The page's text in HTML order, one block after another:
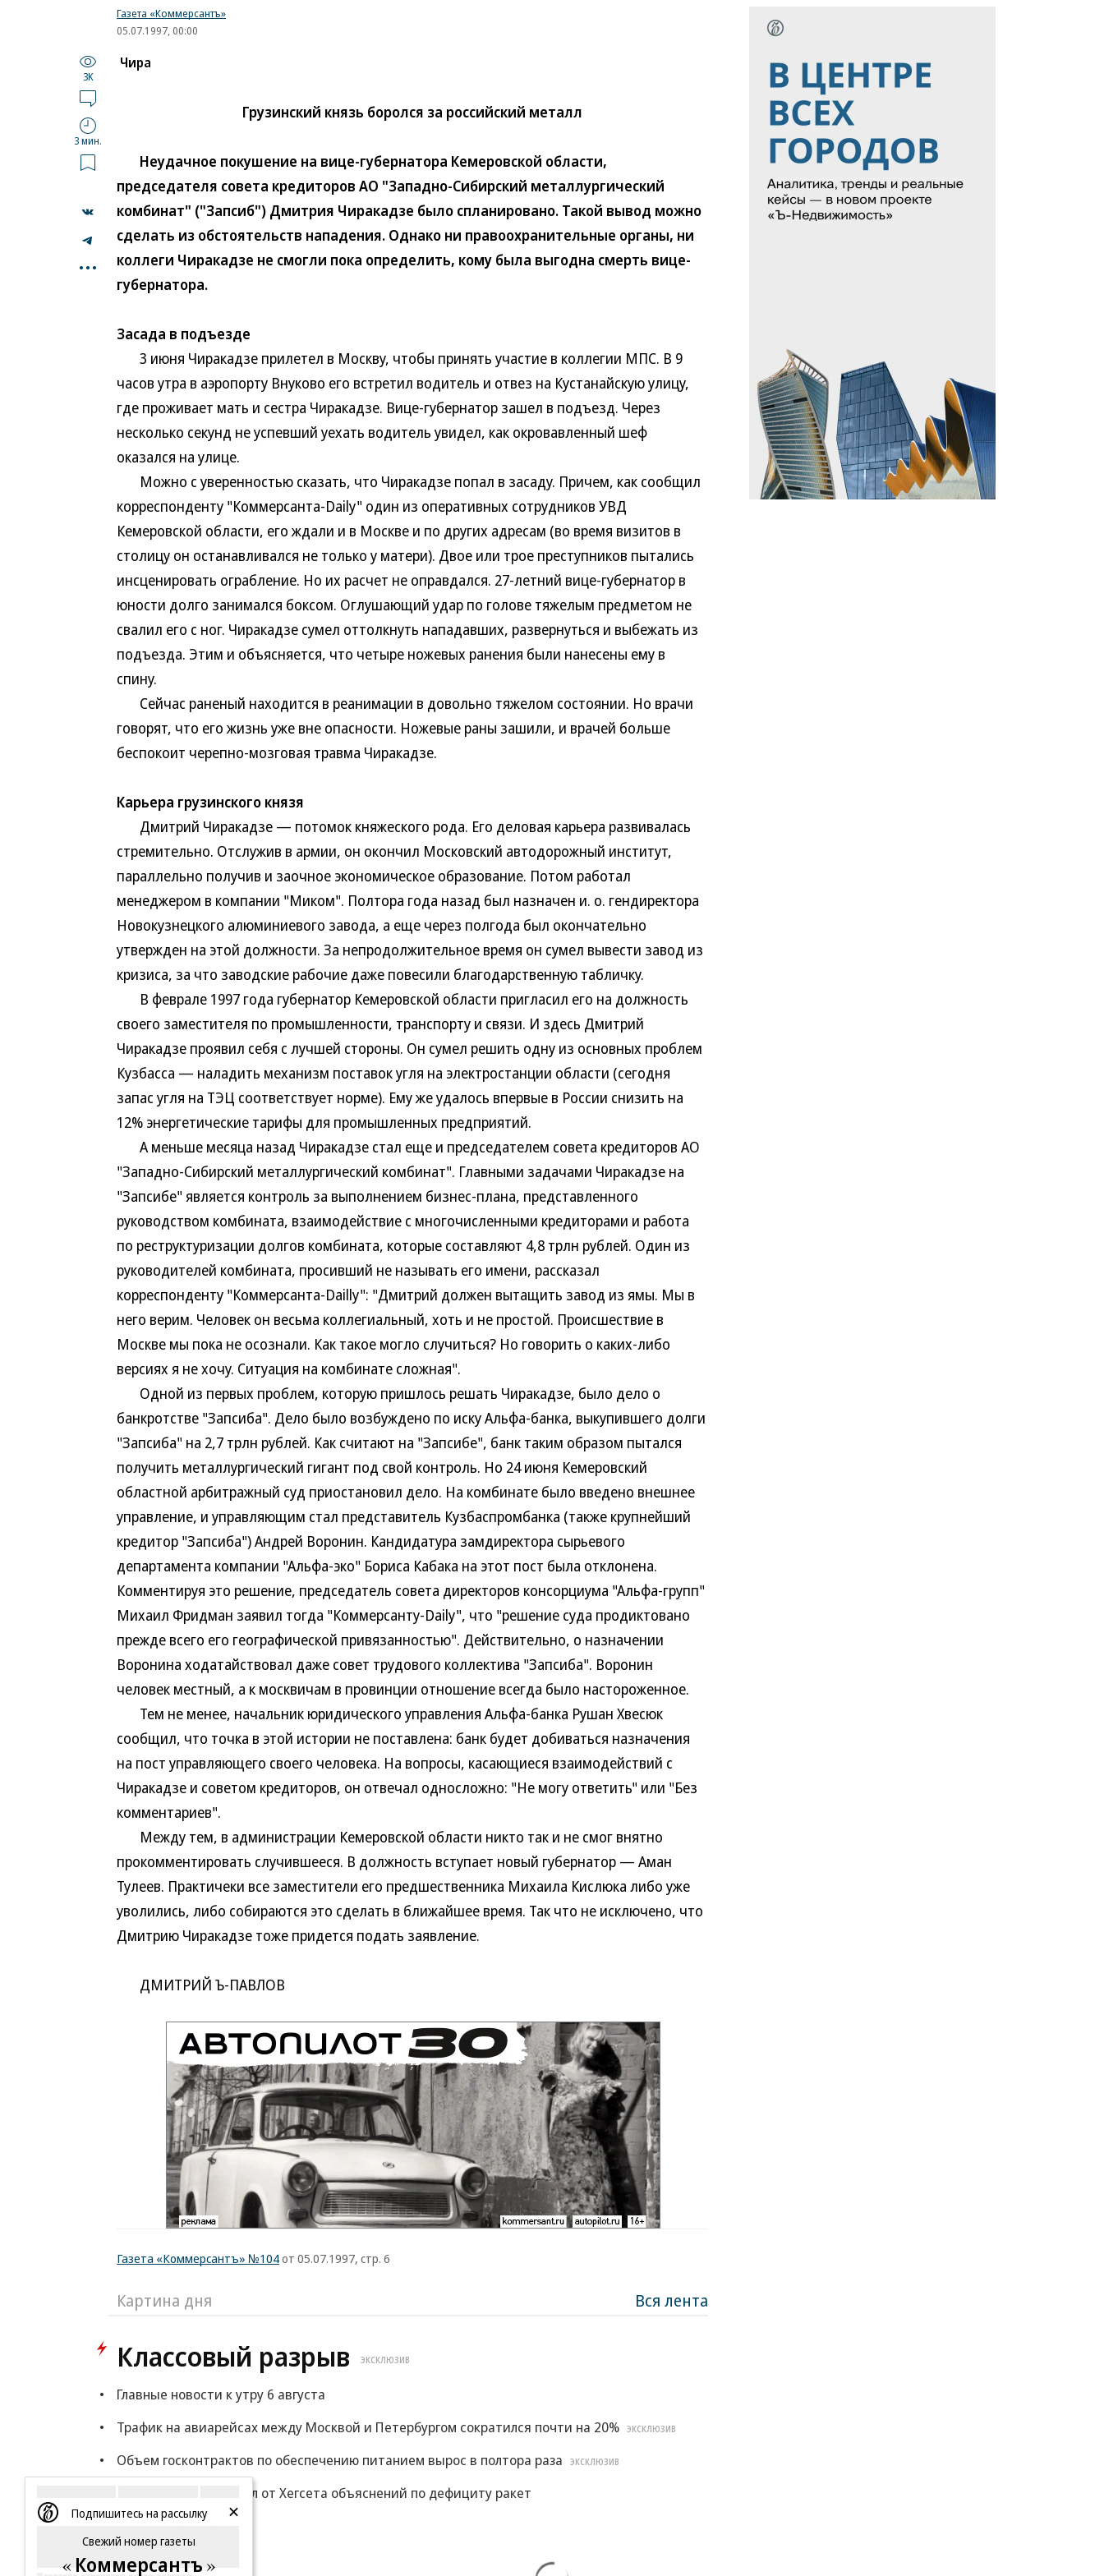
Газета «Коммерсантъ»
05.07.1997, 00:00
3K
3 мин.
...
Чира
Грузинский князь боролся за российский металл
Неудачное покушение на вице-губернатора Кемеровской области,
председателя совета кредиторов АО "Западно-Сибирский металлургический
комбинат" ("Запсиб") Дмитрия Чиракадзе было спланировано. Такой вывод можно
сделать из обстоятельств нападения. Однако ни правоохранительные органы, ни
коллеги Чиракадзе не смогли пока определить, кому была выгодна смерть вице-
губернатора.
Засада в подъезде
3 июня Чиракадзе прилетел в Москву, чтобы принять участие в коллегии МПС. В 9
часов утра в аэропорту Внуково его встретил водитель и отвез на Кустанайскую улицу,
где проживает мать и сестра Чиракадзе. Вице-губернатор зашел в подъезд. Через
несколько секунд не успевший уехать водитель увидел, как окровавленный шеф
оказался на улице.
Можно с уверенностью сказать, что Чиракадзе попал в засаду. Причем, как сообщил
корреспонденту "Коммерсанта-Daily" один из оперативных сотрудников УВД
Кемеровской области, его ждали и в Москве и по других адресам (во время визитов в
столицу он останавливался не только у матери). Двое или трое преступников пытались
инсценировать ограбление. Но их расчет не оправдался. 27-летний вице-губернатор в
юности долго занимался боксом. Оглушающий удар по голове тяжелым предметом не
свалил его с ног. Чиракадзе сумел оттолкнуть нападавших, развернуться и выбежать из
подъезда. Этим и объясняется, что четыре ножевых ранения были нанесены ему в
спину.
Сейчас раненый находится в реанимации в довольно тяжелом состоянии. Но врачи
говорят, что его жизнь уже вне опасности. Ножевые раны зашили, и врачей больше
беспокоит черепно-мозговая травма Чиракадзе.
Карьера грузинского князя
Дмитрий Чиракадзе — потомок княжеского рода. Его деловая карьера развивалась
стремительно. Отслужив в армии, он окончил Московский автодорожный институт,
параллельно получив и заочное экономическое образование. Потом работал
менеджером в компании "Миком". Полтора года назад был назначен и. о. гендиректора
Новокузнецкого алюминиевого завода, а еще через полгода был окончательно
утвержден на этой должности. За непродолжительное время он сумел вывести завод из
кризиса, за что заводские рабочие даже повесили благодарственную табличку.
В феврале 1997 года губернатор Кемеровской области пригласил его на должность
своего заместителя по промышленности, транспорту и связи. И здесь Дмитрий
Чиракадзе проявил себя с лучшей стороны. Он сумел решить одну из основных проблем
Кузбасса — наладить механизм поставок угля на электростанции области (сегодня
запас угля на ТЭЦ соответствует норме). Ему же удалось впервые в России снизить на
12% энергетические тарифы для промышленных предприятий.
А меньше месяца назад Чиракадзе стал еще и председателем совета кредиторов АО
"Западно-Сибирский металлургический комбинат". Главными задачами Чиракадзе на
"Запсибе" является контроль за выполнением бизнес-плана, представленного
руководством комбината, взаимодействие с многочисленными кредиторами и работа
по реструктуризации долгов комбината, которые составляют 4,8 трлн рублей. Один из
руководителей комбината, просивший не называть его имени, рассказал
корреспонденту "Коммерсанта-Dailly": "Дмитрий должен вытащить завод из ямы. Мы в
него верим. Человек он весьма коллегиальный, хоть и не простой. Происшествие в
Москве мы пока не осознали. Как такое могло случиться? Но говорить о каких-либо
версиях я не хочу. Ситуация на комбинате сложная".
Одной из первых проблем, которую пришлось решать Чиракадзе, было дело о
банкротстве "Запсиба". Дело было возбуждено по иску Альфа-банка, выкупившего долги
"Запсиба" на 2,7 трлн рублей. Как считают на "Запсибе", банк таким образом пытался
получить металлургический гигант под свой контроль. Но 24 июня Кемеровский
областной арбитражный суд приостановил дело. На комбинате было введено внешнее
управление, и управляющим стал представитель Кузбаспромбанка (также крупнейший
кредитор "Запсиба") Андрей Воронин. Кандидатура замдиректора сырьевого
департамента компании "Альфа-эко" Бориса Кабака на этот пост была отклонена.
Комментируя это решение, председатель совета директоров консорциума "Альфа-групп"
Михаил Фридман заявил тогда "Коммерсанту-Daily", что "решение суда продиктовано
прежде всего его географической привязанностью". Действительно, о назначении
Воронина ходатайствовал даже совет трудового коллектива "Запсиба". Воронин
человек местный, а к москвичам в провинции отношение всегда было настороженное.
Тем не менее, начальник юридического управления Альфа-банка Рушан Хвесюк
сообщил, что точка в этой истории не поставлена: банк будет добиваться назначения
на пост управляющего своего человека. На вопросы, касающиеся взаимодействий с
Чиракадзе и советом кредиторов, он отвечал односложно: "Не могу ответить" или "Без
комментариев".
Между тем, в администрации Кемеровской области никто так и не смог внятно
прокомментировать случившееся. В должность вступает новый губернатор — Аман
Тулеев. Практичеки все заместители его предшественника Михаила Кислюка либо уже
уволились, либо собираются это сделать в ближайшее время. Так что не исключено, что
Дмитрию Чиракадзе тоже придется подать заявление.
ДМИТРИЙ Ъ-ПАВЛОВ
Газета «Коммерсантъ» №104от 05.07.1997, стр. 6
Картина дня Вся лента
Классовый разрыв ЭКСКЛЮЗИВ
Главные новости к утру 6 августа
Трафик на авиарейсах между Москвой и Петербургом сократился почти на 20%
ЭКСКЛЮЗИВ
Объем госконтрактов по обеспечению питанием вырос в полтора раза ЭКСКЛЮЗИВ
WP: Трамп потребовал от Хегсета объяснений по дефициту ракет
Еще
Подпишитесь на рассылку
Свежий номер газеты
Коммерсантъ